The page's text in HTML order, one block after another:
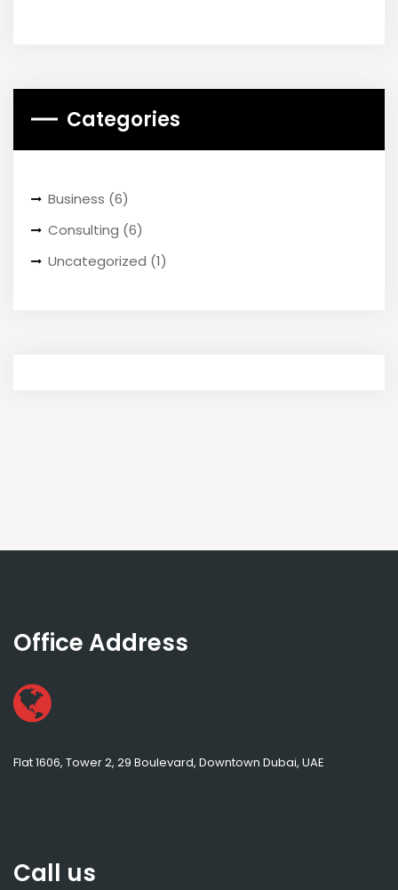
Categories
Business (6)
Consulting (6)
Uncategorized (1)
Office Address
Flat 1606, Tower 2, 29 Boulevard, Downtown Dubai, UAE
Call us